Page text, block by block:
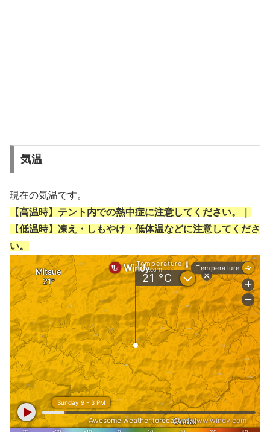
気温
現在の気温です。
【高温時】テント内での熱中症に注意してください。｜
【低温時】凍え・しもやけ・低体温などに注意してくださ
い。